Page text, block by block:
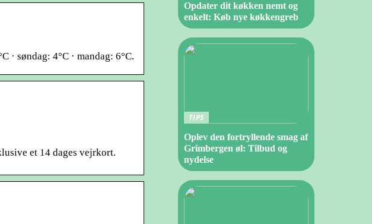
· søndag: 4°C · mandag: 6°C.
et 14 dages vejrkort.
Opdater dit køkken nemt og
enkelt: Køb nye køkkengreb
TIPS
Oplev den fortryllende smag af
Grimbergen øl: Tilbud og
nydelse